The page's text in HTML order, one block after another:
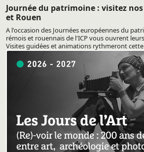
Journée du patrimoine : visitez
et Rouen
A l'occasion des Journées européennes du
rémois et rouennais de l'ICP vous ouvrent
Visites guidées et animations rythmeront